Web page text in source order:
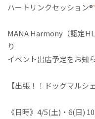
ハートリンクセッション®️
MANA Harmony（認定
り
イベント出店予定をお知
【出張！！ドッグマルシ
《日時》4/5(土)・6(日)